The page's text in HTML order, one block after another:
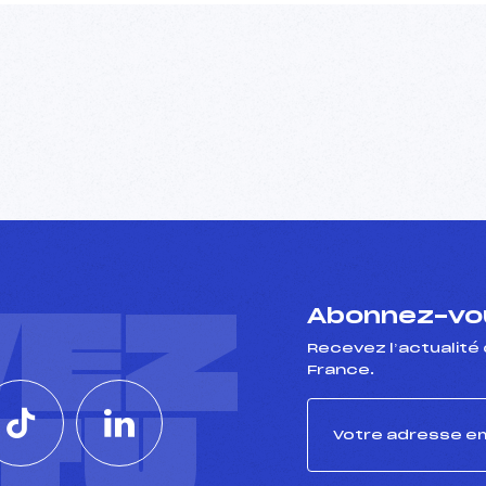
Abonnez-
Recevez l’actualité
France.